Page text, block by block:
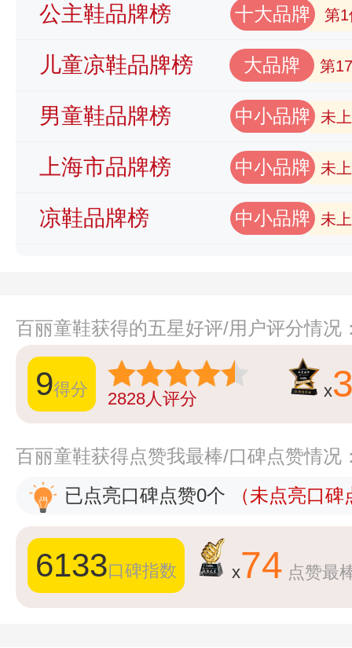
公主鞋品牌榜 十大品牌 第1
儿童凉鞋品牌榜 大品牌 第
男童鞋品牌榜 中小品牌 未
上海市品牌榜 中小品牌 未
凉鞋品牌榜 中小品牌 未
百丽童鞋获得的五星好评/用户评分情况
9得分 2828人评分 x
百丽童鞋获得点赞我最棒/口碑点赞情况
已点亮口碑点赞0个
（未点亮口
6133口碑指数 x74 点赞最